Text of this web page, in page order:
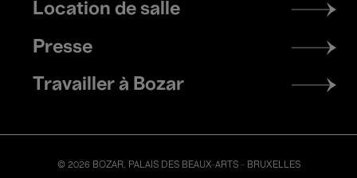
Location de salle
Presse
Travailler à Bozar
© 2026 BOZAR. PALAIS DES BEAUX-ARTS - BRUXELLES